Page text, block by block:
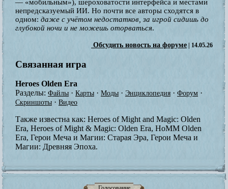
— «мобильным»), шероховатости интерфейса и местами
непредсказуемый ИИ. Но почти все авторы сходятся в
одном: даже с учётом недостатков, за игрой сидишь до
глубокой ночи и не можешь оторваться.
Обсудить новость на форуме | 14.05.26
Связанная игра
Heroes Olden Era
Разделы: Файлы · Карты · Моды · Энциклопедия · Форум ·
Скриншоты · Видео
Также известна как: Heroes of Might and Magic: Olden
Era, Heroes of Might & Magic: Olden Era, HoMM Olden
Era, Герои Меча и Магии: Старая Эра, Герои Меча и
Магии: Древняя Эпоха.